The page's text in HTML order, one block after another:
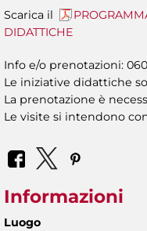
Scarica il
DIDATTICHE
Info e/o prenotazioni:
Le iniziative didattiche
La prenotazione è
Le visite si intendono
Informazioni
Luogo